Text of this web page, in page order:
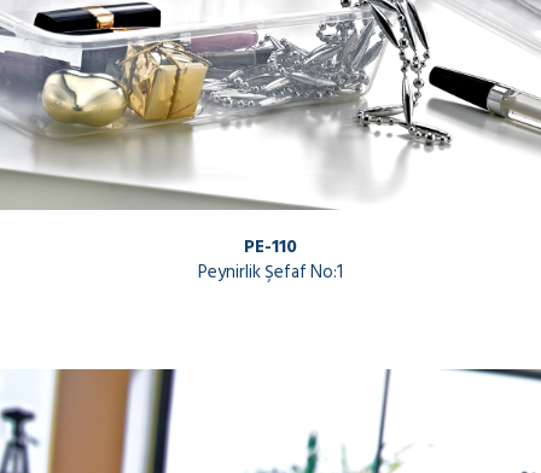
PE-110
Peynirlik Şefaf No:1